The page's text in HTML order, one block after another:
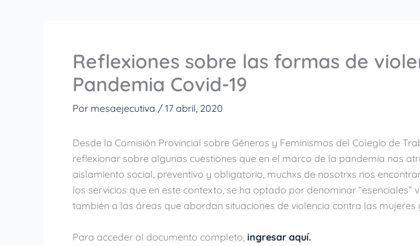
Reflexiones sobre las formas de
Pandemia Covid-19
Por mesaejecutiva / 17 abril, 2020
Desde la Comisión Provincial sobre Géneros y Feminismos del Colegio de
reflexionar sobre algunas cuestiones que en el marco de la pandemia nos
aislamiento social, preventivo y obligatorio, muchxs de nosotrxs nos
los servicios que en este contexto, se ha optado por denominar
también a las áreas que abordan situaciones de violencia contra las
Para acceder al documento completo, ingresar aquí.